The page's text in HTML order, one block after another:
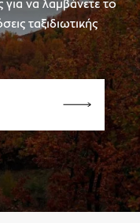
να λαμβάνετε το
ταξιδιωτικής